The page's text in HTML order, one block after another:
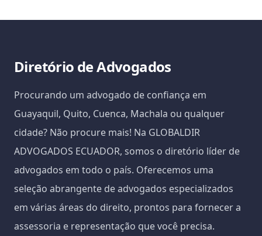
Diretório de Advogados
Procurando um advogado de confiança em
Guayaquil, Quito, Cuenca, Machala ou qualquer
cidade? Não procure mais! Na GLOBALDIR
ADVOGADOS ECUADOR, somos o diretório líder de
advogados em todo o país. Oferecemos uma
seleção abrangente de advogados especializados
em várias áreas do direito, prontos para fornecer a
assessoria e representação que você precisa.